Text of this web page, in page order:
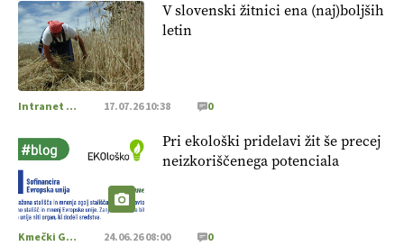
V slovenski žitnici ena (naj)boljših
letin
Intranet Kmečki Glas 17.07.26 10:38 0
Pri ekološki pridelavi žit še precej
neizkoriščenega potenciala
Kmečki Glas 24.06.26 08:00 0